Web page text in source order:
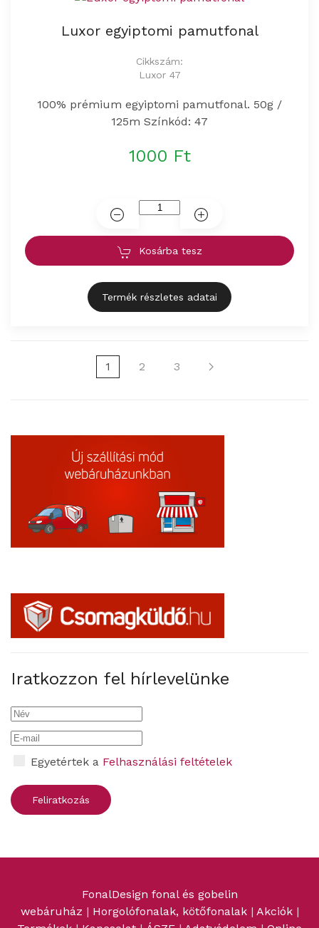
Iratkozzon fel hírlevelünke
Egyetértek a Felhasználási feltételek
Luxor egyiptomi pamutfonal
Cikkszám:
Luxor 47
100% prémium egyiptomi pamutfonal. 50g /
125m Színkód: 47
1000 Ft
Kosárba tesz
Termék részletes adatai
1 2 3
FonalDesign fonal és gobelin
webáruház | Horgolófonalak, kötőfonalak| Akciók|